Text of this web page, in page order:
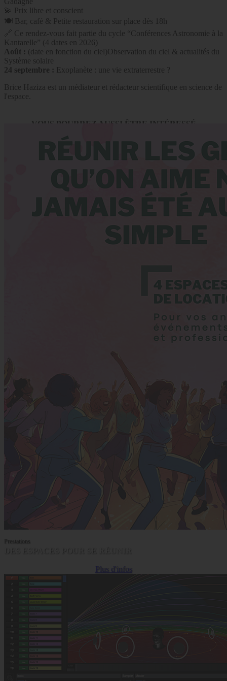
💫 Prix libre et conscient
🍽 Bar, café & Petite restauration sur place dès 18h
🔗 Ce rendez-vous fait partie du cycle “Conférences Astronomie à la
Kantarelle” (4 dates en 2026)
Août : (date en fonction du ciel)Observation du ciel & actualités du
Système solaire
24 septembre : Exoplanète : une vie extraterrestre ?
Brice Haziza est un médiateur et rédacteur scientifique en science de
l'espace.
VOUS POURREZ AUSSI ÊTRE INTÉRESSÉ
Prestations
Plus d'infos